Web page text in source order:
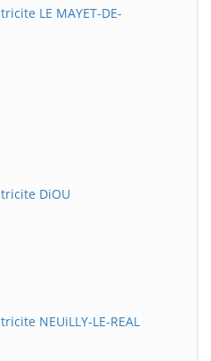
LE MAYET-DE-
DiOU
NEUiLLY-LE-REAL